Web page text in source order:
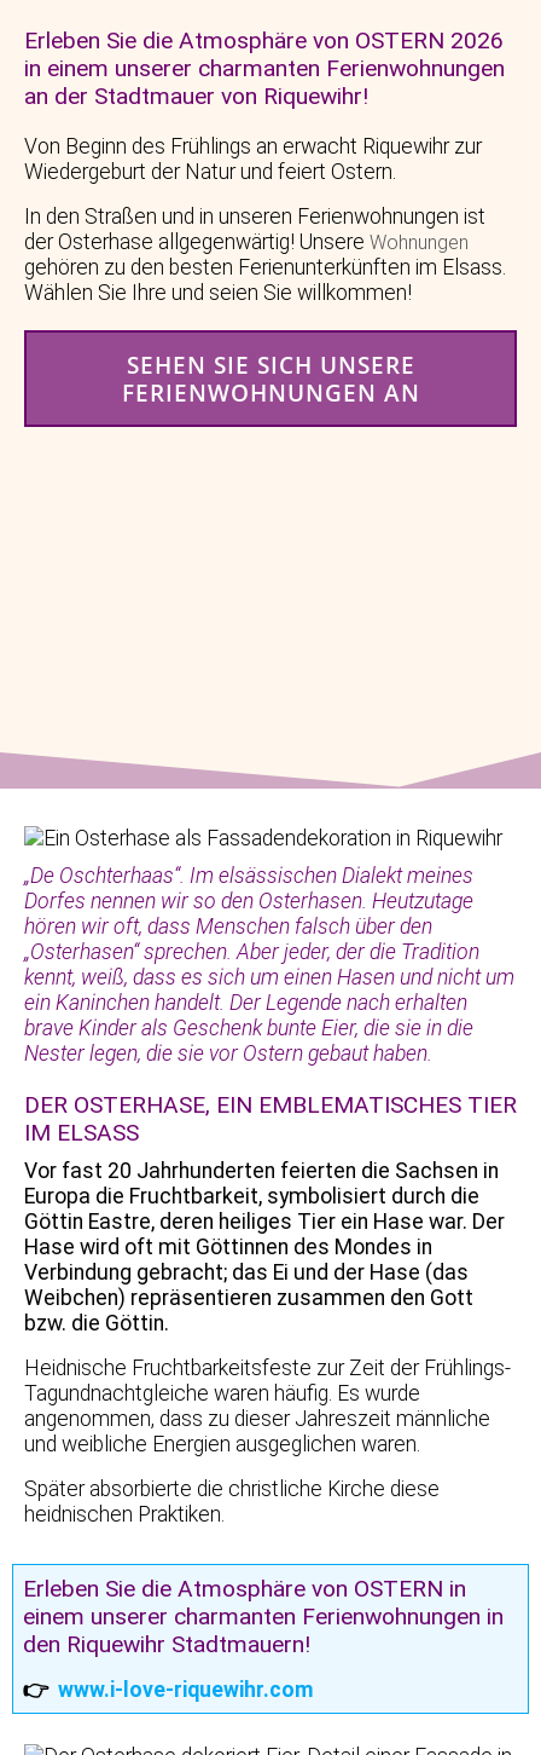
Erleben Sie die Atmosphäre von OSTERN 2026
in einem unserer charmanten Ferienwohnungen
an der Stadtmauer von Riquewihr!
Von Beginn des Frühlings an erwacht Riquewihr zur
Wiedergeburt der Natur und feiert Ostern.
In den Straßen und in unseren Ferienwohnungen ist
der Osterhase allgegenwärtig! Unsere Wohnungen
gehören zu den besten Ferienunterkünften im Elsass.
Wählen Sie Ihre und seien Sie willkommen!
SEHEN SIE SICH UNSERE
FERIENWOHNUNGEN AN
„De Oschterhaas“. Im elsässischen Dialekt meines
Dorfes nennen wir so den Osterhasen. Heutzutage
hören wir oft, dass Menschen falsch über den
„Osterhasen“ sprechen. Aber jeder, der die Tradition
kennt, weiß, dass es sich um einen Hasen und nicht um
ein Kaninchen handelt. Der Legende nach erhalten
brave Kinder als Geschenk bunte Eier, die sie in die
Nester legen, die sie vor Ostern gebaut haben.
DER OSTERHASE, EIN EMBLEMATISCHES TIER
IM ELSASS
Vor fast 20 Jahrhunderten feierten die Sachsen in
Europa die Fruchtbarkeit, symbolisiert durch die
Göttin Eastre, deren heiliges Tier ein Hase war. Der
Hase wird oft mit Göttinnen des Mondes in
Verbindung gebracht; das Ei und der Hase (das
Weibchen) repräsentieren zusammen den Gott
bzw. die Göttin.
Heidnische Fruchtbarkeitsfeste zur Zeit der Frühlings-
Tagundnachtgleiche waren häufig. Es wurde
angenommen, dass zu dieser Jahreszeit männliche
und weibliche Energien ausgeglichen waren.
Später absorbierte die christliche Kirche diese
heidnischen Praktiken.
Erleben Sie die Atmosphäre von OSTERN in
einem unserer charmanten Ferienwohnungen in
den Riquewihr Stadtmauern!
👉 www.i-love-riquewihr.com